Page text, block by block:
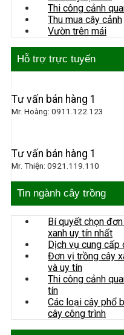
Thi công cảnh
Thu mua cây cảnh
Vườn trên mái
Hỗ trợ trực tuyến
Tư vấn bán hàng 1
Mr. Hoàng: 0911.122.123
Tư vấn bán hàng 1
Mr. Thiện: 0921.119.110
Tin ngành cây trồng
Bí quyết chọn
xanh uy tín nhất
Dịch vụ cung cấp
Đơn vị trồng cây
và uy tín
Thi công cảnh
tín
Các loại cây phổ
cây công trình